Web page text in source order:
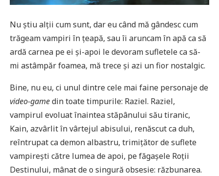
Nu știu alții cum sunt, dar eu când mă gândesc cum
trăgeam vampiri în țeapă, sau îi aruncam în apă ca să
ardă carnea pe ei și-apoi le devoram sufletele ca să-
mi astâmpăr foamea, mă trece și azi un fior nostalgic.
Bine, nu eu, ci unul dintre cele mai faine personaje de
video-gamedin toate timpurile: Raziel. Raziel,
vampirul evoluat înaintea stăpânului său tiranic,
Kain, azvârlit în vârtejul abisului, renăscut ca duh,
reîntrupat ca demon albastru, trimițător de suflete
vampirești către lumea de apoi, pe făgașele Roții
Destinului, mânat de o singură obsesie: răzbunarea.